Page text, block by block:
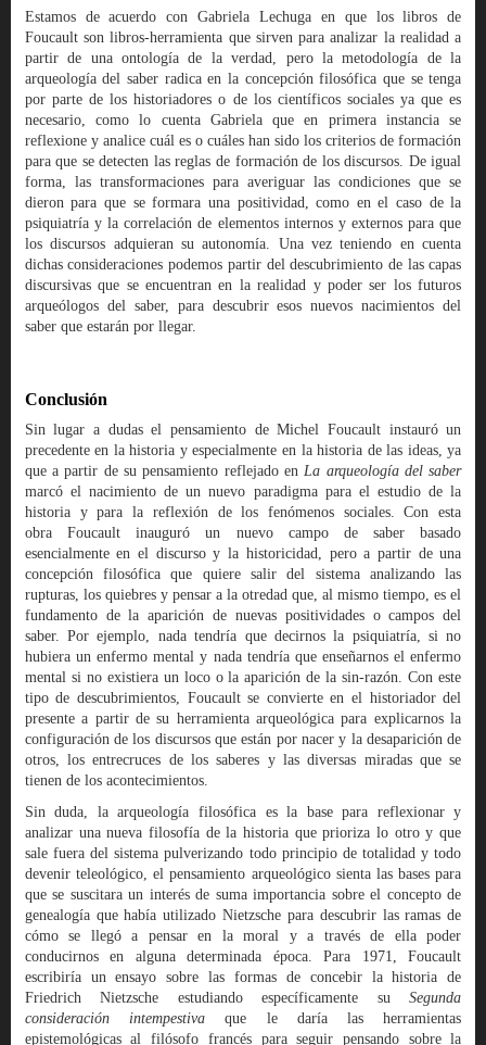
Estamos de acuerdo con Gabriela Lechuga en que los libros de
Foucault son libros-herramienta que sirven para analizar la realidad a
partir de una ontología de la verdad, pero la metodología de la
arqueología del saber radica en la concepción filosófica que se tenga
por parte de los historiadores o de los científicos sociales ya que es
necesario, como lo cuenta Gabriela que en primera instancia se
reflexione y analice cuál es o cuáles han sido los criterios de formación
para que se detecten las reglas de formación de los discursos. De igual
forma, las transformaciones para averiguar las condiciones que se
dieron para que se formara una positividad, como en el caso de la
psiquiatría y la correlación de elementos internos y externos para que
los discursos adquieran su autonomía. Una vez teniendo en cuenta
dichas consideraciones podemos partir del descubrimiento de las capas
discursivas que se encuentran en la realidad y poder ser los futuros
arqueólogos del saber, para descubrir esos nuevos nacimientos del
saber que estarán por llegar.
Conclusión
Sin lugar a dudas el pensamiento de Michel Foucault instauró un
precedente en la historia y especialmente en la historia de las ideas, ya
que a partir de su pensamiento reflejado en La arqueología del saber
marcó el nacimiento de un nuevo paradigma para el estudio de la
historia y para la reflexión de los fenómenos sociales. Con esta
obra Foucault inauguró un nuevo campo de saber basado
esencialmente en el discurso y la historicidad, pero a partir de una
concepción filosófica que quiere salir del sistema analizando las
rupturas, los quiebres y pensar a la otredad que, al mismo tiempo, es el
fundamento de la aparición de nuevas positividades o campos del
saber. Por ejemplo, nada tendría que decirnos la psiquiatría, si no
hubiera un enfermo mental y nada tendría que enseñarnos el enfermo
mental si no existiera un loco o la aparición de la sin-razón. Con este
tipo de descubrimientos, Foucault se convierte en el historiador del
presente a partir de su herramienta arqueológica para explicarnos la
configuración de los discursos que están por nacer y la desaparición de
otros, los entrecruces de los saberes y las diversas miradas que se
tienen de los acontecimientos.
Sin duda, la arqueología filosófica es la base para reflexionar y
analizar una nueva filosofía de la historia que prioriza lo otro y que
sale fuera del sistema pulverizando todo principio de totalidad y todo
devenir teleológico, el pensamiento arqueológico sienta las bases para
que se suscitara un interés de suma importancia sobre el concepto de
genealogía que había utilizado Nietzsche para descubrir las ramas de
cómo se llegó a pensar en la moral y a través de ella poder
conducirnos en alguna determinada época. Para 1971, Foucault
escribiría un ensayo sobre las formas de concebir la historia de
Friedrich Nietzsche estudiando específicamente suSegunda
consideración intempestiva que le daría las herramientas
epistemológicas al filósofo francés para seguir pensando sobre la